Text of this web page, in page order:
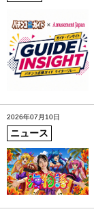
2026年07月10日
ニュース